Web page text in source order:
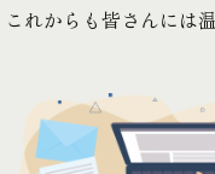
これからも皆さんには